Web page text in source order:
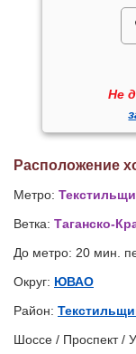
Не
Расположение
Метро:
Ветка: Таганско-
До метро: 20 мин.
Округ: ЮВАО
Район:
Шоссе / Проспект /